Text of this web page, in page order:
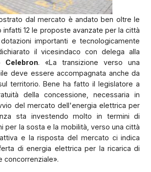
dal mercato è andato ben oltre le
infatti 12 le proposte avanzate per la città
importanti e tecnologicamente
il vicesindaco con delega alla
Celebron. «La transizione verso una
deve essere accompagnata anche da
territorio. Bene ha fatto il legislatore a
della concessione, necessaria in
del mercato dell'energia elettrica per
sta investendo molto in termini di
per la sosta e la mobilità, verso una città
e la risposta del mercato ci indica
di energia elettrica per la ricarica di
concorrenziale».